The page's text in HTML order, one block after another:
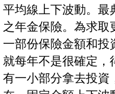
平均線上下波動。最
之年金保險。為求
一部份保險金額和投
就每年不是很確定，
有一小部分拿去投資